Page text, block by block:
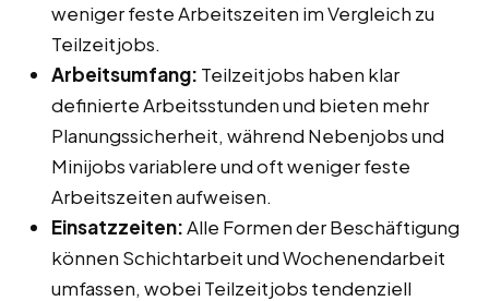
weniger feste Arbeitszeiten im Vergleich zu
Teilzeitjobs.
Arbeitsumfang: Teilzeitjobs haben klar
definierte Arbeitsstunden und bieten mehr
Planungssicherheit, während Nebenjobs und
Minijobs variablere und oft weniger feste
Arbeitszeiten aufweisen.
Einsatzzeiten:Alle Formen der Beschäftigung
können Schichtarbeit und Wochenendarbeit
umfassen, wobei Teilzeitjobs tendenziell